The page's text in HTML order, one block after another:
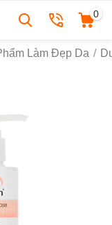
0
Làm Đẹp Da /